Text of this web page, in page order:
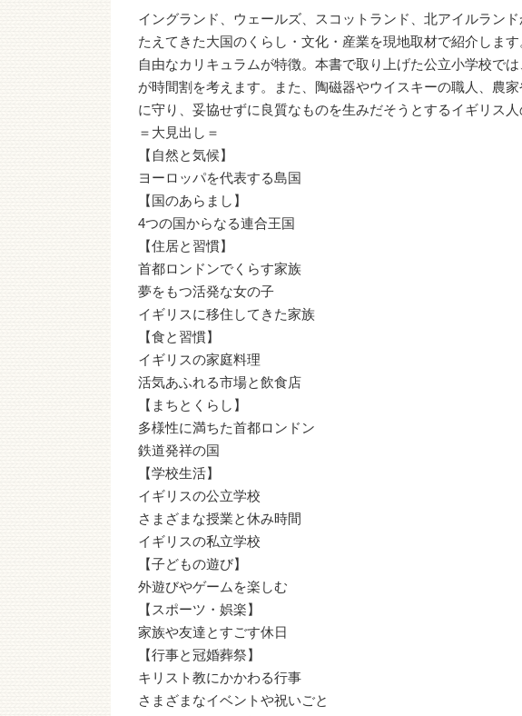
イングランド、ウェールズ、スコットランド、北アイルラン
たえてきた大国のくらし・文化・産業を現地取材で紹介しま
自由なカリキュラムが特徴。本書で取り上げた公立小学校で
が時間割を考えます。また、陶磁器やウイスキーの職人、農
に守り、妥協せずに良質なものを生みだそうとするイギリス
＝大見出し＝
【自然と気候】
ヨーロッパを代表する島国
【国のあらまし】
4つの国からなる連合王国
【住居と習慣】
首都ロンドンでくらす家族
夢をもつ活発な女の子
イギリスに移住してきた家族
【食と習慣】
イギリスの家庭料理
活気あふれる市場と飲食店
【まちとくらし】
多様性に満ちた首都ロンドン
鉄道発祥の国
【学校生活】
イギリスの公立学校
さまざまな授業と休み時間
イギリスの私立学校
【子どもの遊び】
外遊びやゲームを楽しむ
【スポーツ・娯楽】
家族や友達とすごす休日
【行事と冠婚葬祭】
キリスト教にかかわる行事
さまざまなイベントや祝いごと